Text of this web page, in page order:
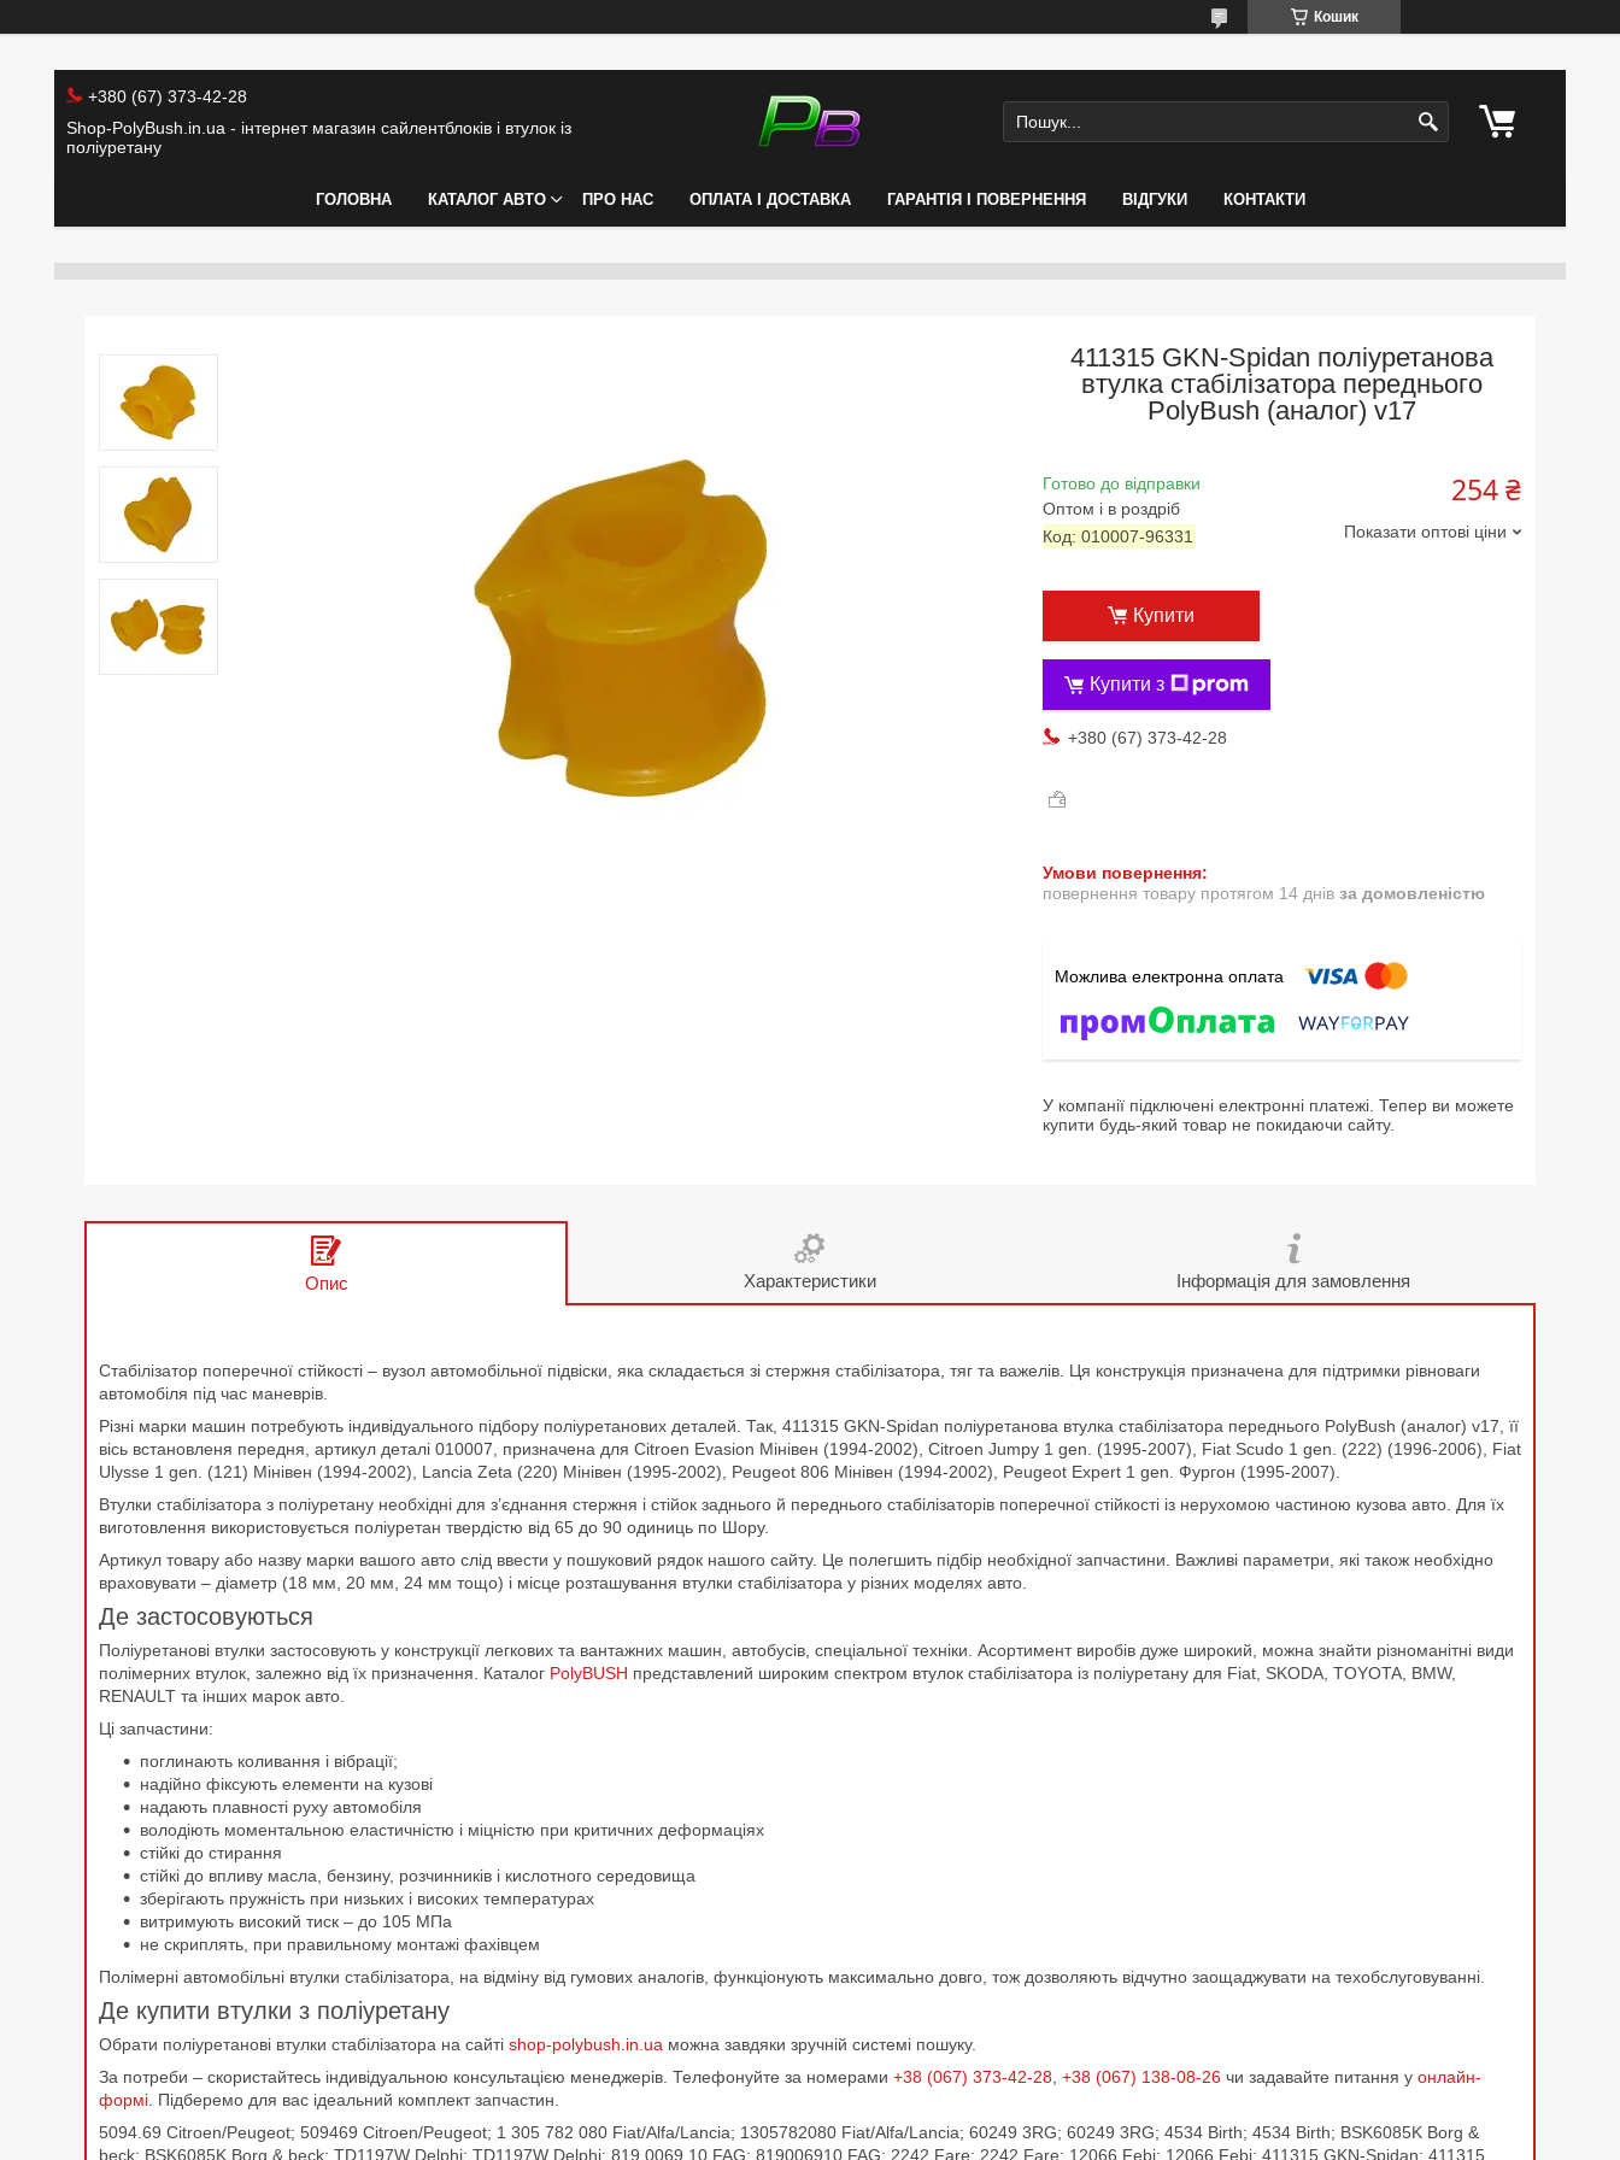
Кошик
+380 (67) 373-42-28
Shop-PolyBush.in.ua - інтернет магазин сайлентблоків і втулок із
поліуретану
ГОЛОВНА КАТАЛОГ АВТО ПРО НАС ОПЛАТА І ДОСТАВКА ГАРАНТІЯ І ПОВЕРНЕННЯ ВІДГУКИ КОНТАКТИ
411315 GKN-Spidan поліуретанова
втулка стабілізатора переднього
PolyBush (аналог) v17
Готово до відправки
Оптом і в роздріб
Код: 010007-96331
254 ₴
Показати оптові ціни
Купити
Купити з
+380 (67) 373-42-28
повернення товару протягом 14 днів за домовленістю
У компанії підключені електронні платежі. Тепер ви можете
купити будь-який товар не покидаючи сайту.
Опис Характеристики Інформація для замовлення
Стабілізатор поперечної стійкості – вузол автомобільної підвіски, яка складається зі стержня стабілізатора, тяг та важелів. Ця конструкція призначена для підтримки рівноваги
автомобіля під час маневрів.
Різні марки машин потребують індивідуального підбору поліуретанових деталей. Так, 411315 GKN-Spidan поліуретанова втулка стабілізатора переднього PolyBush (аналог) v17, її
вісь встановленя передня, артикул деталі 010007, призначена для Citroen Evasion Мінівен (1994-2002), Citroen Jumpy 1 gen. (1995-2007), Fiat Scudo 1 gen. (222) (1996-2006), Fiat
Ulysse 1 gen. (121) Мінівен (1994-2002), Lancia Zeta (220) Мінівен (1995-2002), Peugeot 806 Мінівен (1994-2002), Peugeot Expert 1 gen. Фургон (1995-2007).
Втулки стабілізатора з поліуретану необхідні для з’єднання стержня і стійок заднього й переднього стабілізаторів поперечної стійкості із нерухомою частиною кузова авто. Для їх
виготовлення використовується поліуретан твердістю від 65 до 90 одиниць по Шору.
Артикул товару або назву марки вашого авто слід ввести у пошуковий рядок нашого сайту. Це полегшить підбір необхідної запчастини. Важливі параметри, які також необхідно
враховувати – діаметр (18 мм, 20 мм, 24 мм тощо) і місце розташування втулки стабілізатора у різних моделях авто.
Де застосовуються
Поліуретанові втулки застосовують у конструкції легкових та вантажних машин, автобусів, спеціальної техніки. Асортимент виробів дуже широкий, можна знайти різноманітні види
полімерних втулок, залежно від їх призначення. Каталог PolyBUSH представлений широким спектром втулок стабілізатора із поліуретану для Fiat, SKODA, TOYOTA, BMW,
RENAULT та інших марок авто.
Ці запчастини:
поглинають коливання і вібрації;
надійно фіксують елементи на кузові
надають плавності руху автомобіля
володіють моментальною еластичністю і міцністю при критичних деформаціях
стійкі до стирання
стійкі до впливу масла, бензину, розчинників і кислотного середовища
зберігають пружність при низьких і високих температурах
витримують високий тиск – до 105 МПа
не скриплять, при правильному монтажі фахівцем
Полімерні автомобільні втулки стабілізатора, на відміну від гумових аналогів, функціонують максимально довго, тож дозволяють відчутно заощаджувати на техобслуговуванні.
Де купити втулки з поліуретану
Обрати поліуретанові втулки стабілізатора на сайті shop-polybush.in.ua можна завдяки зручній системі пошуку.
За потреби – скористайтесь індивідуальною консультацією менеджерів. Телефонуйте за номерами +38 (067) 373-42-28, +38 (067) 138-08-26 чи задавайте питання у онлайн-
формі. Підберемо для вас ідеальний комплект запчастин.
5094.69 Citroen/Peugeot; 509469 Citroen/Peugeot; 1 305 782 080 Fiat/Alfa/Lancia; 1305782080 Fiat/Alfa/Lancia; 60249 3RG; 60249 3RG; 4534 Birth; 4534 Birth; BSK6085K Borg &
beck; BSK6085K Borg & beck; TD1197W Delphi; TD1197W Delphi; 819 0069 10 FAG; 819006910 FAG; 2242 Fare; 2242 Fare; 12066 Febi; 12066 Febi; 411315 GKN-Spidan; 411315